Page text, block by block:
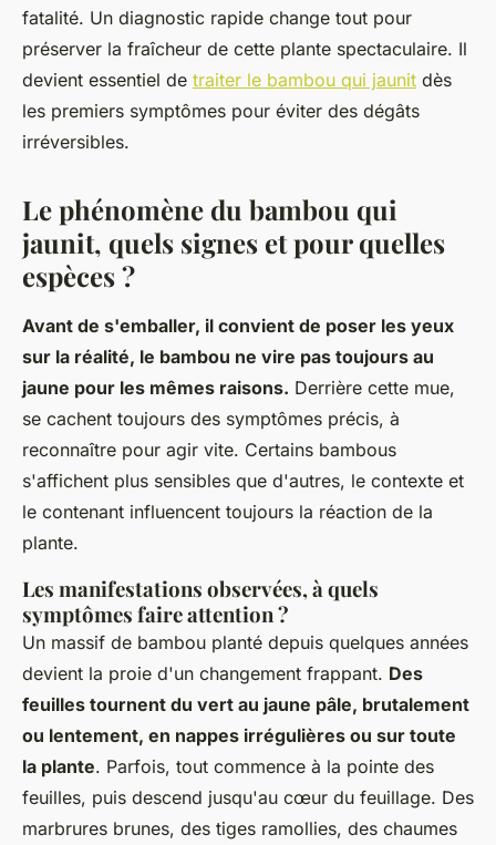
fatalité. Un diagnostic rapide change tout pour
préserver la fraîcheur de cette plante spectaculaire. Il
devient essentiel de traiter le bambou qui jaunit dès
les premiers symptômes pour éviter des dégâts
irréversibles.
Le phénomène du bambou qui
jaunit, quels signes et pour quelles
espèces ?
Avant de s'emballer, il convient de poser les yeux
sur la réalité, le bambou ne vire pas toujours au
jaune pour les mêmes raisons. Derrière cette mue,
se cachent toujours des symptômes précis, à
reconnaître pour agir vite. Certains bambous
s'affichent plus sensibles que d'autres, le contexte et
le contenant influencent toujours la réaction de la
plante.
Les manifestations observées, à quels
symptômes faire attention ?
Un massif de bambou planté depuis quelques années
devient la proie d'un changement frappant. Des
feuilles tournent du vert au jaune pâle, brutalement
ou lentement, en nappes irrégulières ou sur toute
la plante. Parfois, tout commence à la pointe des
feuilles, puis descend jusqu'au cœur du feuillage. Des
marbrures brunes, des tiges ramollies, des chaumes